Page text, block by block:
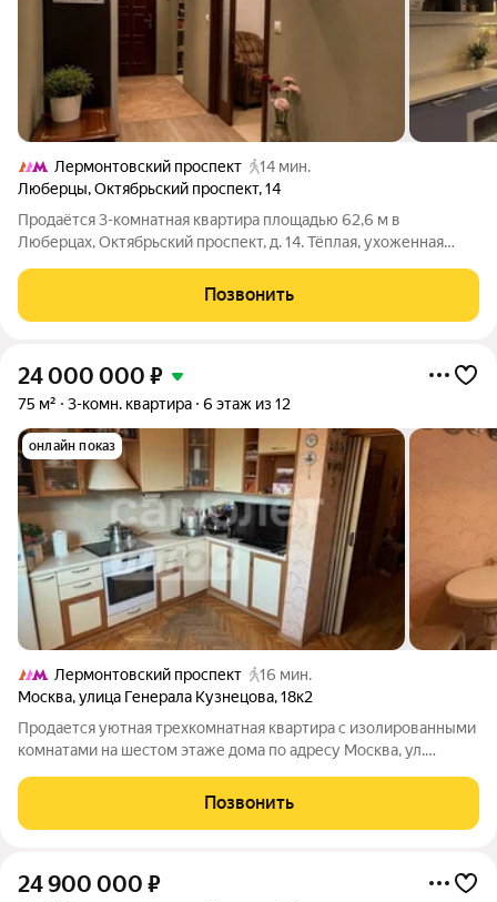
Лермонтовский проспект
14 мин.
Люберцы,Октябрьский проспект,14
Продаётся 3-комнатная квартира площадью 62,6 м в
Люберцах, Октябрьский проспект, д. 14. Тёплая, ухоженная
уложена плитка. Чистый и ухоженный подъезд, спокойные
соседи. Рядом школы, детские
Позвонить
24 000 000 ₽
75 м² 3-комн. квартира 6 этаж из 12
онлайн показ
Лермонтовский проспект
16 мин.
Москва,улица Генерала Кузнецова,18к2
Продается уютная трехкомнатная квартира с изолированными
комнатами на шестом этаже дома по адресу Москва, ул.
площадью 79.4 кв.м. с комфортным, удобным расположением
и планировкой. В квартире выполнен
Позвонить
24 900 000 ₽